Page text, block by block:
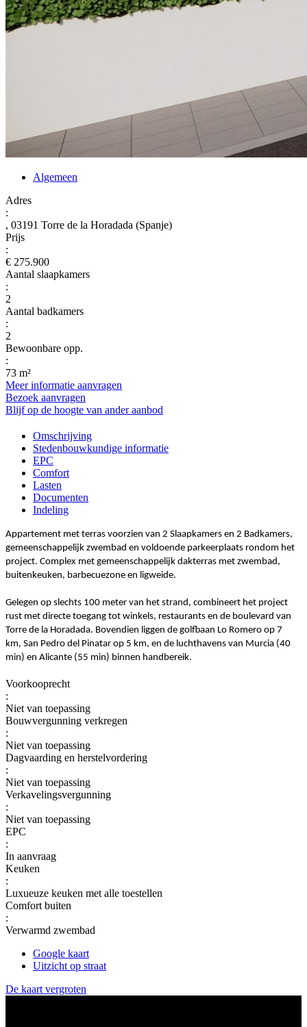
Algemeen
Adres
:
, 03191 Torre de la Horadada (Spanje)
Prijs
:
€ 275.900
Aantal slaapkamers
:
2
Aantal badkamers
:
2
Bewoonbare opp.
:
73 m²
Meer informatie aanvragen
Bezoek aanvragen
Blijf op de hoogte van ander aanbod
Omschrijving
Stedenbouwkundige informatie
EPC
Comfort
Lasten
Documenten
Indeling
Appartement met terras voorzien van 2 Slaapkamers en 2 Badkamers,
gemeenschappelijk zwembad en voldoende parkeerplaats rondom het
project. Complex met gemeenschappelijk dakterras met zwembad,
buitenkeuken, barbecuezone en ligweide.
Gelegen op slechts 100 meter van het strand, combineert het project
rust met directe toegang tot winkels, restaurants en de boulevard van
Torre de la Horadada. Bovendien liggen de golfbaan Lo Romero op 7
km, San Pedro del Pinatar op 5 km, en de luchthavens van Murcia (40
min) en Alicante (55 min) binnen handbereik.
Voorkooprecht
:
Niet van toepassing
Bouwvergunning verkregen
:
Niet van toepassing
Dagvaarding en herstelvordering
:
Niet van toepassing
Verkavelingsvergunning
:
Niet van toepassing
EPC
:
In aanvraag
Keuken
:
Luxueuze keuken met alle toestellen
Comfort buiten
:
Verwarmd zwembad
Google kaart
Uitzicht op straat
De kaart vergroten